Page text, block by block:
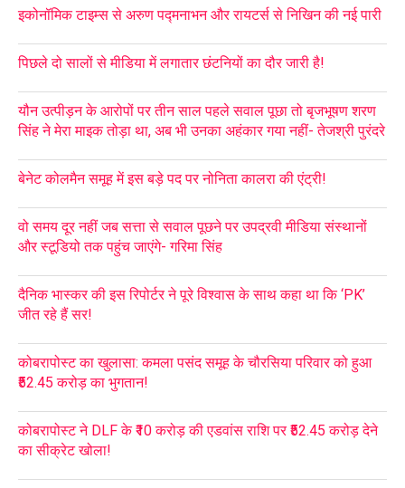
इकोनॉमिक टाइम्स से अरुण पद्मनाभन और रायटर्स से निखिन की नई पारी
पिछले दो सालों से मीडिया में लगातार छंटनियों का दौर जारी है!
यौन उत्पीड़न के आरोपों पर तीन साल पहले सवाल पूछा तो बृजभूषण शरण
सिंह ने मेरा माइक तोड़ा था, अब भी उनका अहंकार गया नहीं- तेजश्री पुरंदरे
बेनेट कोलमैन समूह में इस बड़े पद पर नोनिता कालरा की एंट्री!
वो समय दूर नहीं जब सत्ता से सवाल पूछने पर उपद्रवी मीडिया संस्थानों
और स्टूडियो तक पहुंच जाएंगे- गरिमा सिंह
दैनिक भास्कर की इस रिपोर्टर ने पूरे विश्वास के साथ कहा था कि ‘PK’
जीत रहे हैं सर!
कोबरापोस्ट का खुलासा: कमला पसंद समूह के चौरसिया परिवार को हुआ
₹52.45 करोड़ का भुगतान!
कोबरापोस्ट ने DLF के ₹10 करोड़ की एडवांस राशि पर ₹52.45 करोड़ देने
का सीक्रेट खोला!